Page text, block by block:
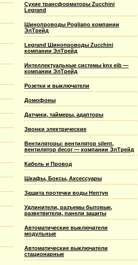
Сухие трансформаторы Zucchini
Legrand
Шинопроводы Pogliano компании
ЭлТрейд
Legrand Шинопроводы Zucchini
компании ЭлТрейд
Интеллектуальные системы knx eib —
компании ЭлТрейд
Розетки и выключатели
Домофоны
Датчики, таймеры, адапторы
Звонки электрические
Вентиляторы: вентилятор silent,
вентилятор decor — компании ЭлТрейд
Кабель и Провод
Шкафы, Боксы, Аксессуары
Защита протечки воды Нептун
Удлинители, разъемы бытовые,
разветвители, панели защиты
Автоматические выключатели
модульные
Автоматические выключатели
стационарные